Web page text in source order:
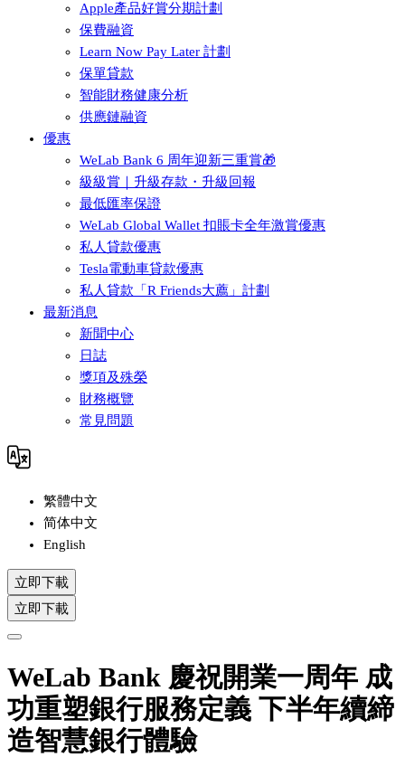
Apple產品好賞分期計劃
保費融資
Learn Now Pay Later 計劃
保單貸款
智能財務健康分析
供應鏈融資
優惠
WeLab Bank 6 周年迎新三重賞🎁
級級賞｜升級存款・升級回報
最低匯率保證
WeLab Global Wallet 扣賬卡全年激賞優惠
私人貸款優惠
Tesla電動車貸款優惠
私人貸款「R Friends大薦」計劃
最新消息
新聞中心
日誌
獎項及殊榮
財務概覽
常見問題
繁體中文
简体中文
English
立即下載
立即下載
WeLab Bank 慶祝開業一周年 成
功重塑銀行服務定義 下半年續締
造智慧銀行體驗